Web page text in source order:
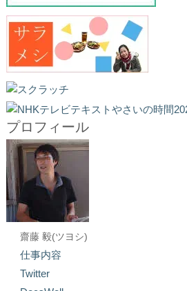
プロフィール
齋藤 毅(ツヨシ)
仕事内容
Twitter